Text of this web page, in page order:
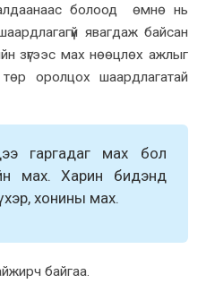
болоод өмнө нь
явагдаж байсан
зүгээс мах нөөцлөх ажлыг
оролцох шаардлагатай
гаргадаг мах бол
мах. Харин бидэнд
үхэр, хонины мах.
байгаа.